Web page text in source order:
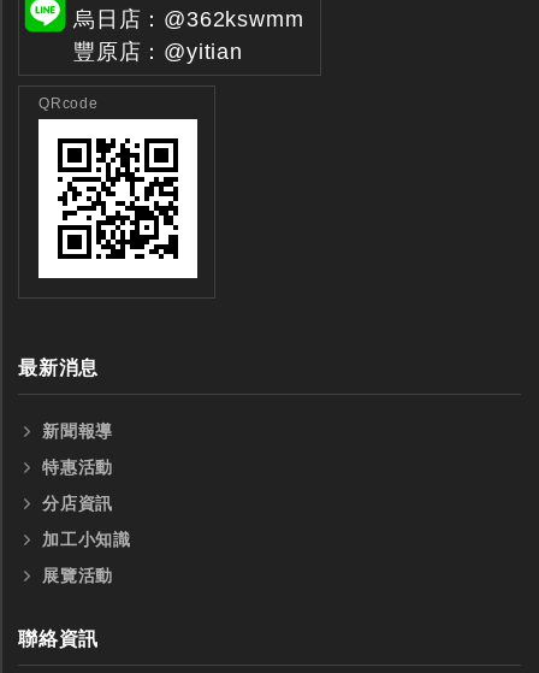
烏日店：@362kswmm
豐原店：@yitian
QRcode
最新消息
新聞報導
特惠活動
分店資訊
加工小知識
展覽活動
聯絡資訊